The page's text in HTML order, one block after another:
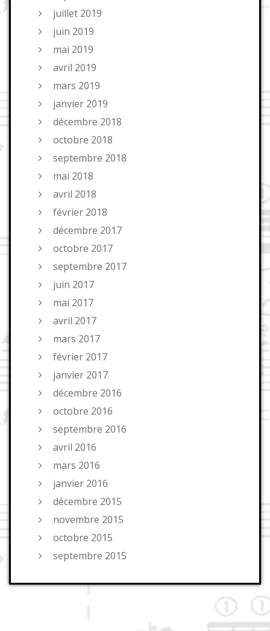
juillet 2019
juin 2019
mai 2019
avril 2019
mars 2019
janvier 2019
décembre 2018
octobre 2018
septembre 2018
mai 2018
avril 2018
février 2018
décembre 2017
octobre 2017
septembre 2017
juin 2017
mai 2017
avril 2017
mars 2017
février 2017
janvier 2017
décembre 2016
octobre 2016
septembre 2016
avril 2016
mars 2016
janvier 2016
décembre 2015
novembre 2015
octobre 2015
septembre 2015